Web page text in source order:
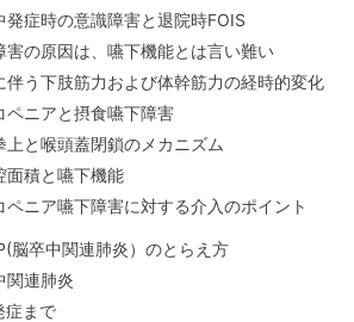
発症時の意識障害と退院時FOIS
害の原因は、嚥下機能とは言い難い
伴う下肢筋力および体幹筋力の経時的変化
ペニアと摂食嚥下障害
上と喉頭蓋閉鎖のメカニズム
面積と嚥下機能
ペニア嚥下障害に対する介入のポイント
脳卒中関連肺炎）のとらえ方
関連肺炎
症まで